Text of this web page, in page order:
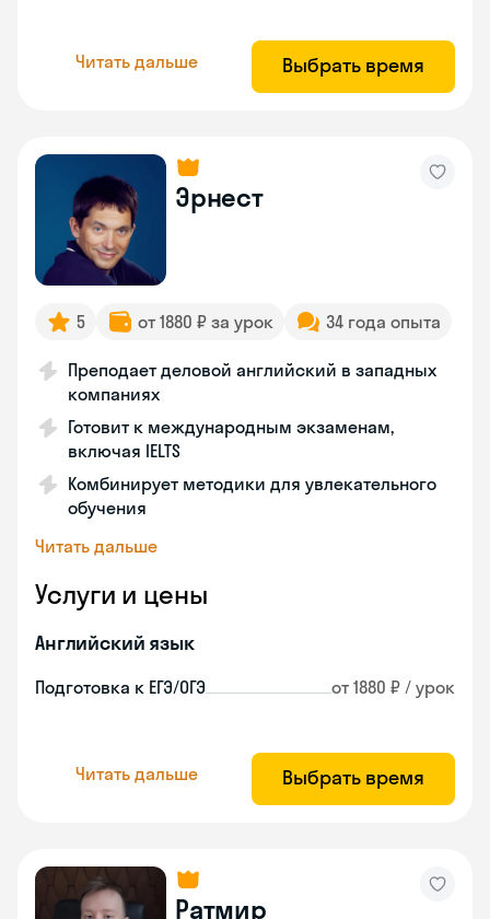
Читать дальше Выбрать время
Эрнест
5 от 1880 ₽ за урок 34 года опыта
Преподает деловой английский в западных
компаниях
Готовит к международным экзаменам,
включая IELTS
Комбинирует методики для увлекательного
обучения
Читать дальше
Услуги и цены
Английский язык
Подготовка к ЕГЭ/ОГЭ от 1880 ₽ / урок
Читать дальше Выбрать время
Ратмир